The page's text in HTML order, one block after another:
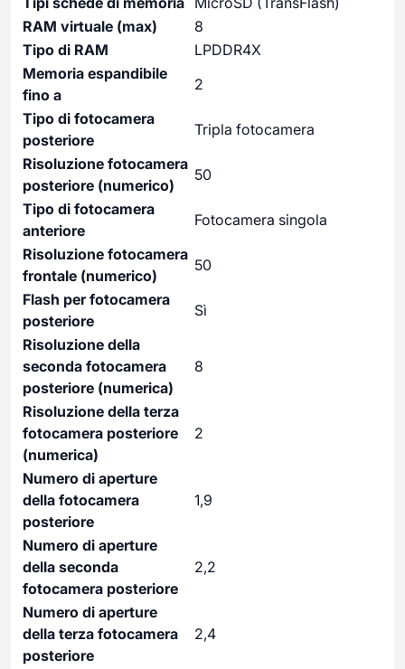
RAM virtuale (max)
8
Tipo di RAM
LPDDR4X
Memoria espandibile
fino a
2
Tipo di fotocamera
posteriore
Tripla fotocamera
Risoluzione fotocamera
posteriore (numerico)
50
Tipo di fotocamera
anteriore
Fotocamera singola
Risoluzione fotocamera
frontale (numerico)
50
Flash per fotocamera
posteriore
Sì
Risoluzione della
seconda fotocamera
posteriore (numerica)
8
Risoluzione della terza
fotocamera posteriore
(numerica)
2
Numero di aperture
della fotocamera
posteriore
1,9
Numero di aperture
della seconda
fotocamera posteriore
2,2
Numero di aperture
della terza fotocamera
posteriore
2,4